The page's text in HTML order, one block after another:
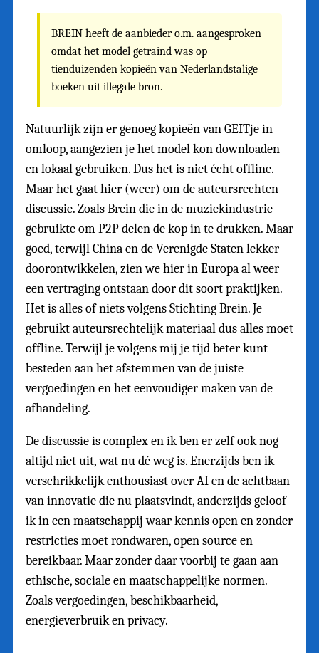
BREIN heeft de aanbieder o.m. aangesproken
omdat het model getraind was op
tienduizenden kopieën van Nederlandstalige
boeken uit illegale bron.
Natuurlijk zijn er genoeg kopieën van GEITje in
omloop, aangezien je het model kon downloaden
en lokaal gebruiken. Dus het is niet écht offline.
Maar het gaat hier (weer) om de auteursrechten
discussie. Zoals Brein die in de muziekindustrie
gebruikte om P2P delen de kop in te drukken. Maar
goed, terwijl China en de Verenigde Staten lekker
doorontwikkelen, zien we hier in Europa al weer
een vertraging ontstaan door dit soort praktijken.
Het is alles of niets volgens Stichting Brein. Je
gebruikt auteursrechtelijk materiaal dus alles moet
offline. Terwijl je volgens mij je tijd beter kunt
besteden aan het afstemmen van de juiste
vergoedingen en het eenvoudiger maken van de
afhandeling.
De discussie is complex en ik ben er zelf ook nog
altijd niet uit, wat nu dé weg is. Enerzijds ben ik
verschrikkelijk enthousiast over AI en de achtbaan
van innovatie die nu plaatsvindt, anderzijds geloof
ik in een maatschappij waar kennis open en zonder
restricties moet rondwaren, open source en
bereikbaar. Maar zonder daar voorbij te gaan aan
ethische, sociale en maatschappelijke normen.
Zoals vergoedingen, beschikbaarheid,
energieverbruik en privacy.